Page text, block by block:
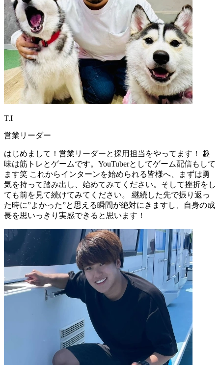
T.I
営業リーダー
はじめまして！営業リーダーと採用担当をやってます！ 趣
味は筋トレとゲームです。YouTuberとしてゲーム配信もして
ます笑 これからインターンを始められる皆様へ、まずは勇
気を持って踏み出し、始めてみてください。そして挫折をし
ても前を見て続けてみてください。 継続した先で振り返っ
た時に”よかった”と思える瞬間が絶対にきますし、自身の成
長を思いっきり実感できると思います！